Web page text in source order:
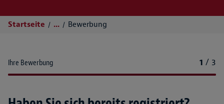
Startseite ... Bewerbung
Ihre Bewerbung 1 / 3